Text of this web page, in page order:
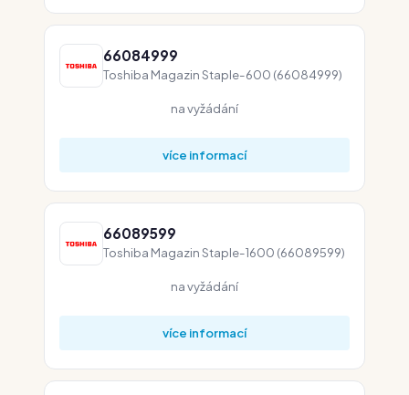
66084999
Toshiba Magazin Staple-600 (66084999)
na vyžádání
více informací
66089599
Toshiba Magazin Staple-1600 (66089599)
na vyžádání
více informací